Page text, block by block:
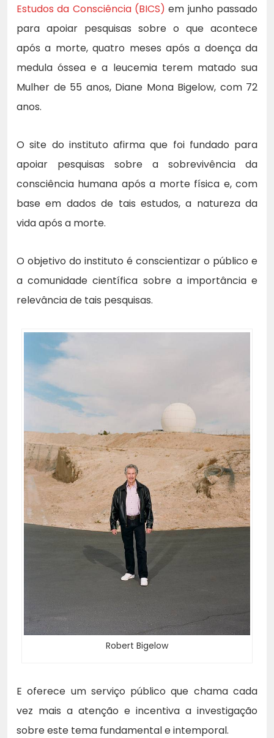
Estudos da Consciência (BICS) em junho passado
para apoiar pesquisas sobre o que acontece
após a morte, quatro meses após a doença da
medula óssea e a leucemia terem matado sua
Mulher de 55 anos, Diane Mona Bigelow, com 72
anos.
O site do instituto afirma que foi fundado para
apoiar pesquisas sobre a sobrevivência da
consciência humana após a morte física e, com
base em dados de tais estudos, a natureza da
vida após a morte.
O objetivo do instituto é conscientizar o público e
a comunidade científica sobre a importância e
relevância de tais pesquisas.
Robert Bigelow
E oferece um serviço público que chama cada
vez mais a atenção e incentiva a investigação
sobre este tema fundamental e intemporal.